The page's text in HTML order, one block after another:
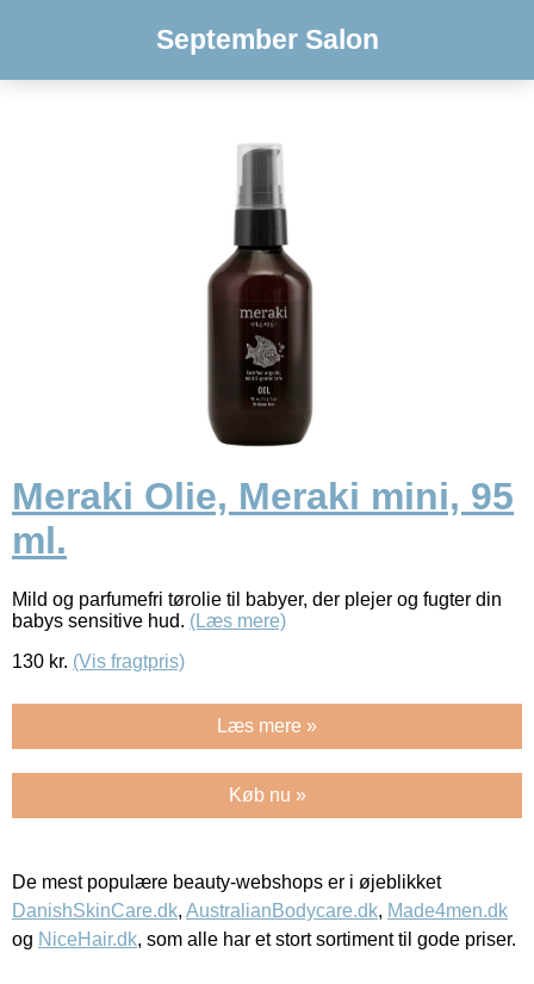
September Salon
Meraki Olie, Meraki mini, 95
ml.
Mild og parfumefri tørolie til babyer, der plejer og fugter din
babys sensitive hud. (Læs mere)
130 kr. (Vis fragtpris)
Læs mere »
Køb nu »
De mest populære beauty-webshops er i øjeblikket
DanishSkinCare.dk, AustralianBodycare.dk, Made4men.dk
og NiceHair.dk, som alle har et stort sortiment til gode priser.